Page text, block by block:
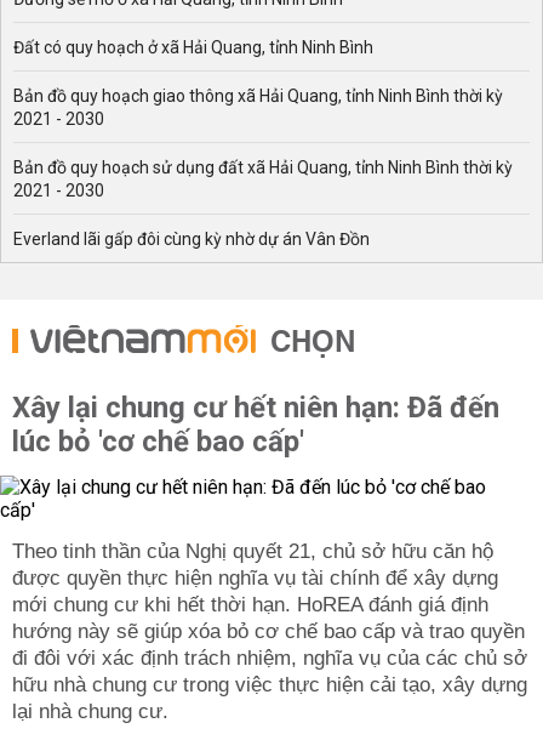
Đất có quy hoạch ở xã Hải Quang, tỉnh Ninh Bình
Bản đồ quy hoạch giao thông xã Hải Quang, tỉnh Ninh Bình thời kỳ
2021 - 2030
Bản đồ quy hoạch sử dụng đất xã Hải Quang, tỉnh Ninh Bình thời kỳ
2021 - 2030
Everland lãi gấp đôi cùng kỳ nhờ dự án Vân Đồn
CHỌN
Xây lại chung cư hết niên hạn: Đã đến
lúc bỏ 'cơ chế bao cấp'
Theo tinh thần của Nghị quyết 21, chủ sở hữu căn hộ
được quyền thực hiện nghĩa vụ tài chính để xây dựng
mới chung cư khi hết thời hạn. HoREA đánh giá định
hướng này sẽ giúp xóa bỏ cơ chế bao cấp và trao quyền
đi đôi với xác định trách nhiệm, nghĩa vụ của các chủ sở
hữu nhà chung cư trong việc thực hiện cải tạo, xây dựng
lại nhà chung cư.